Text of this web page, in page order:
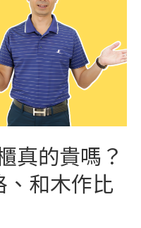
真的貴嗎？
、和木作比